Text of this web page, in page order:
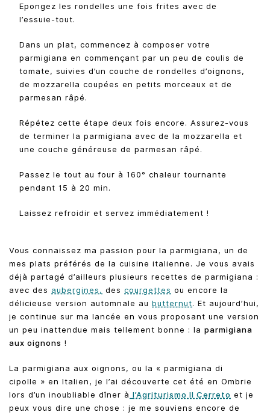
Epongez les rondelles une fois frites avec de
l’essuie-tout.
Dans un plat, commencez à composer votre
parmigiana en commençant par un peu de coulis de
tomate, suivies d’un couche de rondelles d’oignons,
de mozzarella coupées en petits morceaux et de
parmesan râpé.
Répétez cette étape deux fois encore. Assurez-vous
de terminer la parmigiana avec de la mozzarella et
une couche généreuse de parmesan râpé.
Passez le tout au four à 160° chaleur tournante
pendant 15 à 20 min.
Laissez refroidir et servez immédiatement !
Vous connaissez ma passion pour la parmigiana, un de
mes plats préférés de la cuisine italienne. Je vous avais
déjà partagé d’ailleurs plusieurs recettes de parmigiana :
avec des aubergines, des courgettes ou encore la
délicieuse version automnale au butternut. Et aujourd’hui,
je continue sur ma lancée en vous proposant une version
un peu inattendue mais tellement bonne : la parmigiana
aux oignons !
La parmigiana aux oignons, ou la « parmigiana di
cipolle » en Italien, je l’ai découverte cet été en Ombrie
lors d’un inoubliable dîner à l’Agriturismo Il Cerreto et je
peux vous dire une chose : je me souviens encore de